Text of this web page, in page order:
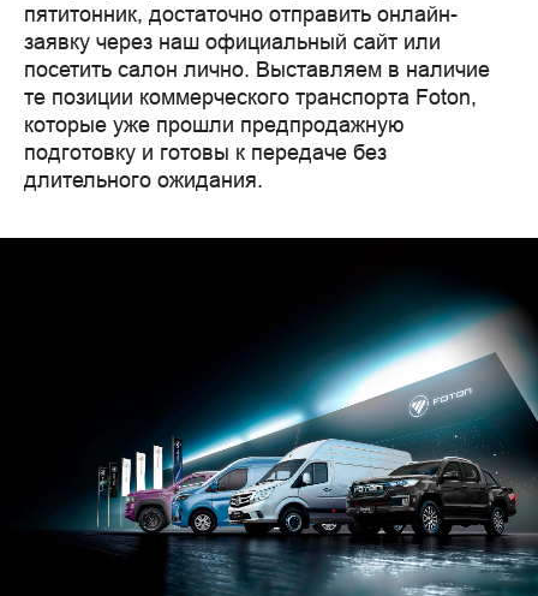
пятитонник, достаточно отправить онлайн-
заявку через наш официальный сайт или
посетить салон лично. Выставляем в наличие
те позиции коммерческого транспорта Foton,
которые уже прошли предпродажную
подготовку и готовы к передаче без
длительного ожидания.